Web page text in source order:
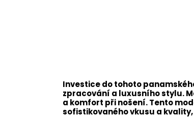
Investice do tohoto
zpracování a luxusního stylu.
a komfort při nošení. Tento
sofistikovaného vkusu a